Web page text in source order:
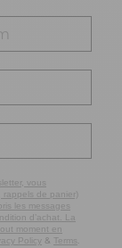
vous
rappels de panier)
les messages
d’achat. La
moment en
Policy & Terms